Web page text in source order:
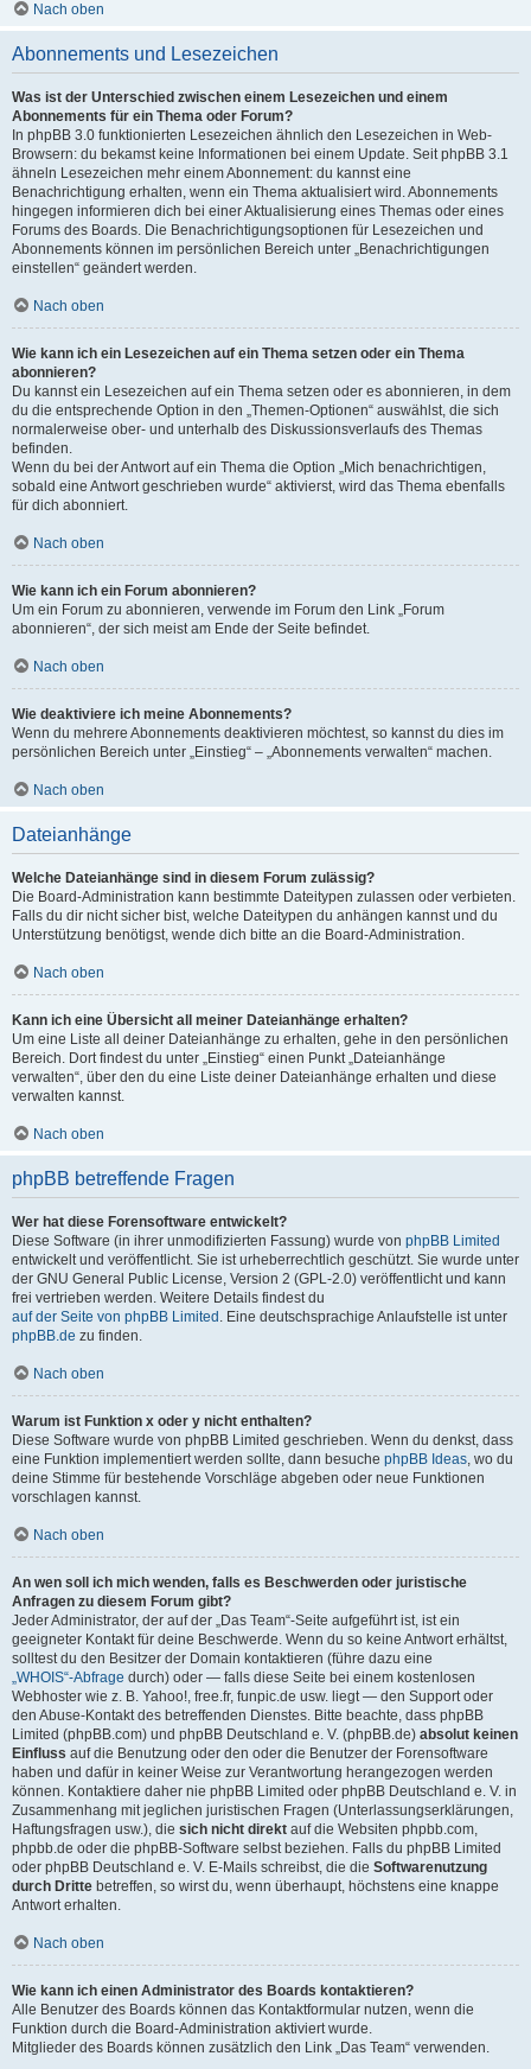
Nach oben
Abonnements und Lesezeichen
Was ist der Unterschied zwischen einem Lesezeichen und einem
Abonnements für ein Thema oder Forum?
In phpBB 3.0 funktionierten Lesezeichen ähnlich den Lesezeichen in Web-
Browsern: du bekamst keine Informationen bei einem Update. Seit phpBB 3.1
ähneln Lesezeichen mehr einem Abonnement: du kannst eine
Benachrichtigung erhalten, wenn ein Thema aktualisiert wird. Abonnements
hingegen informieren dich bei einer Aktualisierung eines Themas oder eines
Forums des Boards. Die Benachrichtigungsoptionen für Lesezeichen und
Abonnements können im persönlichen Bereich unter „Benachrichtigungen
einstellen“ geändert werden.
Nach oben
Wie kann ich ein Lesezeichen auf ein Thema setzen oder ein Thema
abonnieren?
Du kannst ein Lesezeichen auf ein Thema setzen oder es abonnieren, in dem
du die entsprechende Option in den „Themen-Optionen“ auswählst, die sich
normalerweise ober- und unterhalb des Diskussionsverlaufs des Themas
befinden.
Wenn du bei der Antwort auf ein Thema die Option „Mich benachrichtigen,
sobald eine Antwort geschrieben wurde“ aktivierst, wird das Thema ebenfalls
für dich abonniert.
Nach oben
Wie kann ich ein Forum abonnieren?
Um ein Forum zu abonnieren, verwende im Forum den Link „Forum
abonnieren“, der sich meist am Ende der Seite befindet.
Nach oben
Wie deaktiviere ich meine Abonnements?
Wenn du mehrere Abonnements deaktivieren möchtest, so kannst du dies im
persönlichen Bereich unter „Einstieg“ – „Abonnements verwalten“ machen.
Nach oben
Dateianhänge
Welche Dateianhänge sind in diesem Forum zulässig?
Die Board-Administration kann bestimmte Dateitypen zulassen oder verbieten.
Falls du dir nicht sicher bist, welche Dateitypen du anhängen kannst und du
Unterstützung benötigst, wende dich bitte an die Board-Administration.
Nach oben
Kann ich eine Übersicht all meiner Dateianhänge erhalten?
Um eine Liste all deiner Dateianhänge zu erhalten, gehe in den persönlichen
Bereich. Dort findest du unter „Einstieg“ einen Punkt „Dateianhänge
verwalten“, über den du eine Liste deiner Dateianhänge erhalten und diese
verwalten kannst.
Nach oben
phpBB betreffende Fragen
Wer hat diese Forensoftware entwickelt?
Diese Software (in ihrer unmodifizierten Fassung) wurde von phpBB Limited
entwickelt und veröffentlicht. Sie ist urheberrechtlich geschützt. Sie wurde unter
der GNU General Public License, Version 2 (GPL-2.0) veröffentlicht und kann
frei vertrieben werden. Weitere Details findest du
auf der Seite von phpBB Limited . Eine deutschsprachige Anlaufstelle ist unter
phpBB.de zu finden.
Nach oben
Warum ist Funktion x oder y nicht enthalten?
Diese Software wurde von phpBB Limited geschrieben. Wenn du denkst, dass
eine Funktion implementiert werden sollte, dann besuche phpBB Ideas, wo du
deine Stimme für bestehende Vorschläge abgeben oder neue Funktionen
vorschlagen kannst.
Nach oben
An wen soll ich mich wenden, falls es Beschwerden oder juristische
Anfragen zu diesem Forum gibt?
Jeder Administrator, der auf der „Das Team“-Seite aufgeführt ist, ist ein
geeigneter Kontakt für deine Beschwerde. Wenn du so keine Antwort erhältst,
solltest du den Besitzer der Domain kontaktieren (führe dazu eine
„WHOIS“-Abfrage durch) oder — falls diese Seite bei einem kostenlosen
Webhoster wie z. B. Yahoo!, free.fr, funpic.de usw. liegt — den Support oder
den Abuse-Kontakt des betreffenden Dienstes. Bitte beachte, dass phpBB
Limited (phpBB.com) und phpBB Deutschland e. V. (phpBB.de) absolut keinen
Einfluss auf die Benutzung oder den oder die Benutzer der Forensoftware
haben und dafür in keiner Weise zur Verantwortung herangezogen werden
können. Kontaktiere daher nie phpBB Limited oder phpBB Deutschland e. V. in
Zusammenhang mit jeglichen juristischen Fragen (Unterlassungserklärungen,
Haftungsfragen usw.), die sich nicht direkt auf die Websiten phpbb.com,
phpbb.de oder die phpBB-Software selbst beziehen. Falls du phpBB Limited
oder phpBB Deutschland e. V. E-Mails schreibst, die die Softwarenutzung
durch Dritte betreffen, so wirst du, wenn überhaupt, höchstens eine knappe
Antwort erhalten.
Nach oben
Wie kann ich einen Administrator des Boards kontaktieren?
Alle Benutzer des Boards können das Kontaktformular nutzen, wenn die
Funktion durch die Board-Administration aktiviert wurde.
Mitglieder des Boards können zusätzlich den Link „Das Team“ verwenden.